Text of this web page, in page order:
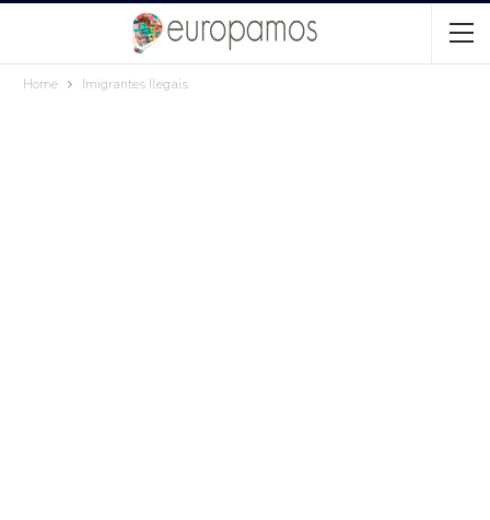
Home Imigrantes Ilegais